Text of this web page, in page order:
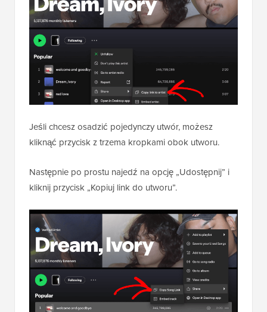
Jeśli chcesz osadzić pojedynczy utwór, możesz
kliknąć przycisk z trzema kropkami obok utworu.
Następnie po prostu najedź na opcję „Udostępnij” i
kliknij przycisk „Kopiuj link do utworu”.